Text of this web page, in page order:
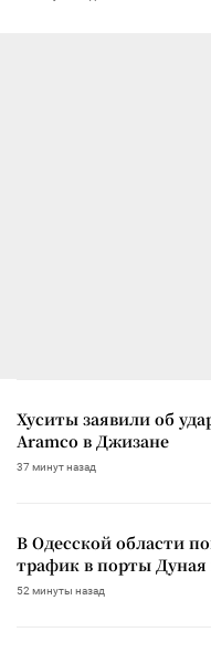
Хуситы заявили об
Aramco в Джизане
37 минут назад
В Одесской области
трафик в порты
52 минуты назад